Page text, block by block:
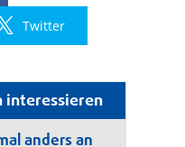
interessieren
anders an
Twitter